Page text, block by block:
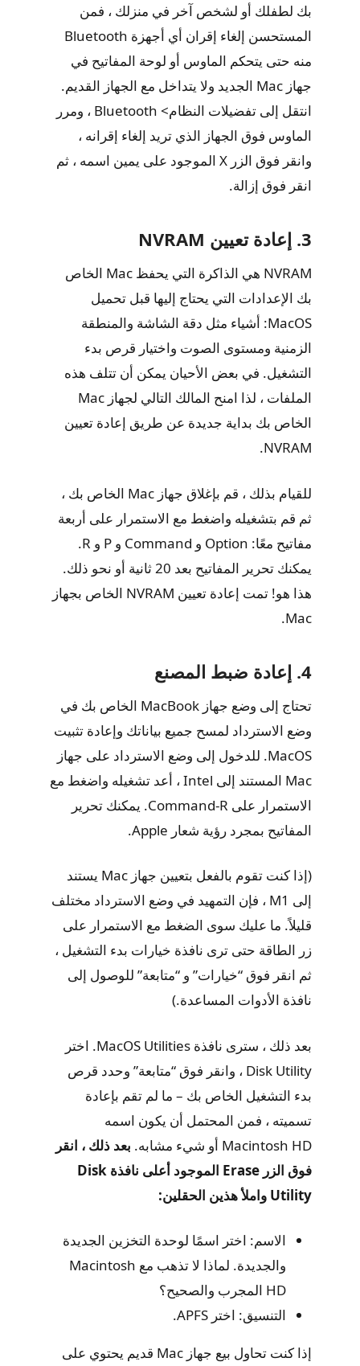
بك لطفلك أو لشخص آخر في منزلك ، فمن
المستحسن إلغاء إقران أي أجهزة Bluetooth
منه حتى يتحكم الماوس أو لوحة المفاتيح في
جهاز Mac الجديد ولا يتداخل مع الجهاز القديم.
انتقل إلى تفضيلات النظام> Bluetooth ، ومرر
الماوس فوق الجهاز الذي تريد إلغاء إقرانه ،
وانقر فوق الزر X الموجود على يمين اسمه ، ثم
انقر فوق إزالة.
3. إعادة تعيين NVRAM
NVRAM هي الذاكرة التي يحفظ Mac الخاص
بك الإعدادات التي يحتاج إليها قبل تحميل
MacOS: أشياء مثل دقة الشاشة والمنطقة
الزمنية ومستوى الصوت واختيار قرص بدء
التشغيل. في بعض الأحيان يمكن أن تتلف هذه
الملفات ، لذا امنح المالك التالي لجهاز Mac
الخاص بك بداية جديدة عن طريق إعادة تعيين
NVRAM.
للقيام بذلك ، قم بإغلاق جهاز Mac الخاص بك ،
ثم قم بتشغيله واضغط مع الاستمرار على أربعة
مفاتيح معًا: Option و Command و P و R.
يمكنك تحرير المفاتيح بعد 20 ثانية أو نحو ذلك.
هذا هو! تمت إعادة تعيين NVRAM الخاص بجهاز
Mac.
4. إعادة ضبط المصنع
تحتاج إلى وضع جهاز MacBook الخاص بك في
وضع الاسترداد لمسح جميع بياناتك وإعادة تثبيت
MacOS. للدخول إلى وضع الاسترداد على جهاز
Mac المستند إلى Intel ، أعد تشغيله واضغط مع
الاستمرار على Command-R. يمكنك تحرير
المفاتيح بمجرد رؤية شعار Apple.
(إذا كنت تقوم بالفعل بتعيين جهاز Mac يستند
إلى M1 ، فإن التمهيد في وضع الاسترداد مختلف
قليلاً. ما عليك سوى الضغط مع الاستمرار على
زر الطاقة حتى ترى نافذة خيارات بدء التشغيل ،
ثم انقر فوق “خيارات” و “متابعة” للوصول إلى
نافذة الأدوات المساعدة.)
بعد ذلك ، سترى نافذة MacOS Utilities. اختر
Disk Utility ، وانقر فوق “متابعة” وحدد قرص
بدء التشغيل الخاص بك – ما لم تقم بإعادة
تسميته ، فمن المحتمل أن يكون اسمه
Macintosh HD أو شيء مشابه.
بعد ذلك ، انقر
فوق الزر Erase الموجود أعلى نافذة Disk
Utility واملأ هذين الحقلين:
الاسم: اختر اسمًا لوحدة التخزين الجديدة
والجديدة. لماذا لا تذهب مع Macintosh
HD المجرب والصحيح؟
التنسيق: اختر APFS.
إذا كنت تحاول بيع جهاز Mac قديم يحتوي على